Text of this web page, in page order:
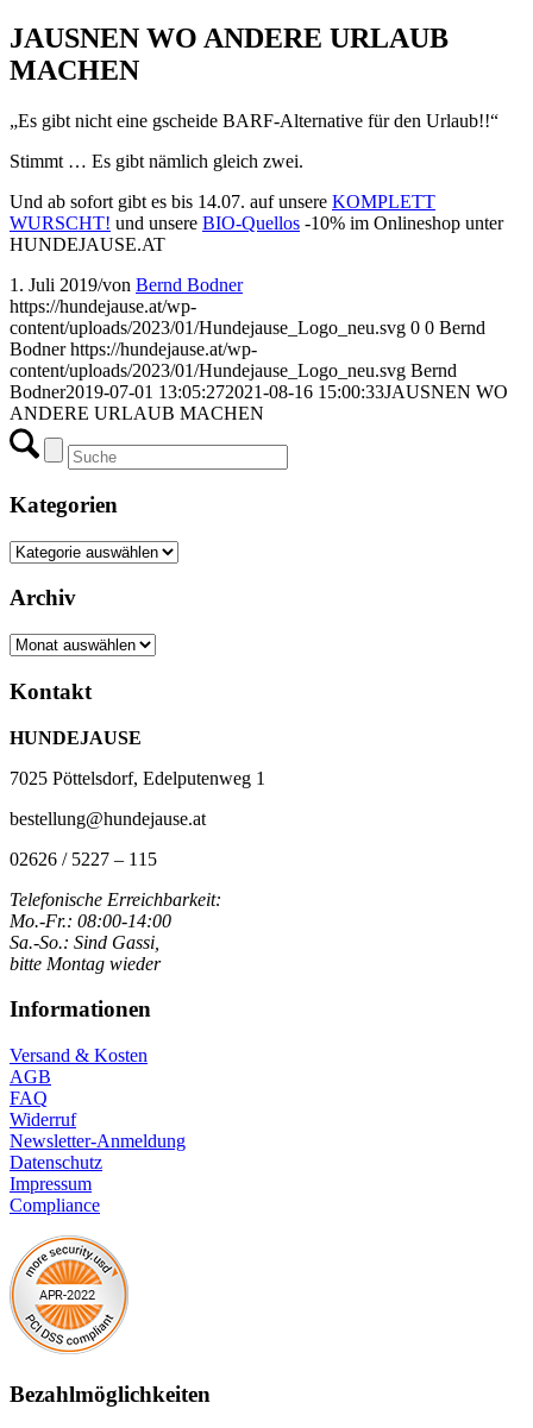
JAUSNEN WO ANDERE URLAUB
MACHEN
„Es gibt nicht eine gscheide BARF-Alternative für den Urlaub!!“
Stimmt … Es gibt nämlich gleich zwei.
Und ab sofort gibt es bis 14.07. auf unsere KOMPLETT
WURSCHT! und unsere BIO-Quellos -10% im Onlineshop unter
HUNDEJAUSE.AT
1. Juli 2019/von Bernd Bodner
https://hundejause.at/wp-
content/uploads/2023/01/Hundejause_Logo_neu.svg 0 0 Bernd
Bodner https://hundejause.at/wp-
content/uploads/2023/01/Hundejause_Logo_neu.svg Bernd
Bodner2019-07-01 13:05:272021-08-16 15:00:33JAUSNEN WO
ANDERE URLAUB MACHEN
Kategorien
Kategorien
Archiv
Archiv
Kontakt
HUNDEJAUSE
7025 Pöttelsdorf, Edelputenweg 1
bestellung@hundejause.at
02626 / 5227 – 115
Telefonische Erreichbarkeit:
Mo.-Fr.: 08:00-14:00
Sa.-So.: Sind Gassi,
bitte Montag wieder
Informationen
Versand & Kosten
AGB
FAQ
Widerruf
Newsletter-Anmeldung
Datenschutz
Impressum
Compliance
Bezahlmöglichkeiten